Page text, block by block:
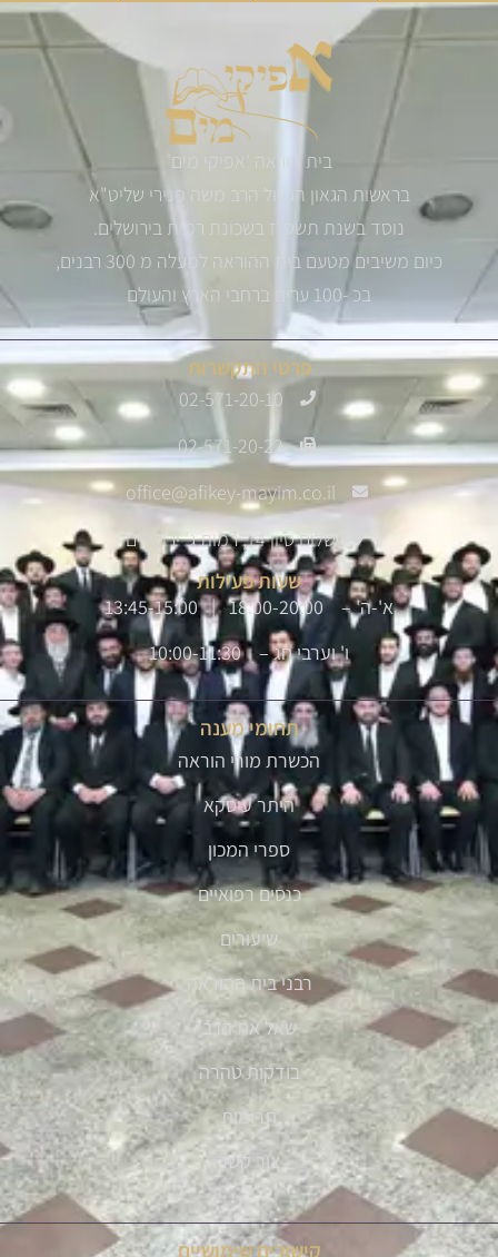
בית הוראה 'אפיקי מים'
בראשות הגאון הגדול הרב משה פנירי שליט"א
נוסד בשנת תשס"ז בשכונת רמות בירושלים.
כיום משיבים מטעם בית ההוראה למעלה מ 300 רבנים,
בכ -100 ערים ברחבי הארץ והעולם
פרטי התקשרות
02-571-20-10
02-571-20-22
office@afikey-mayim.co.il
שלום סיון 14, רמות ג' ירושלים
שעות פעילות
א'-ה' – 18:00-20:00 | 13:45-15:00
ו' וערבי חג – 10:00-11:30
תחומי מענה
הכשרת מורי הוראה
היתר עיסקא
ספרי המכון
כנסים רפואיים
שיעורים
רבני בית ההוראה
שאל את הרב
בודקות טהרה
תרומות
צור קשר
קישורים שימושיים